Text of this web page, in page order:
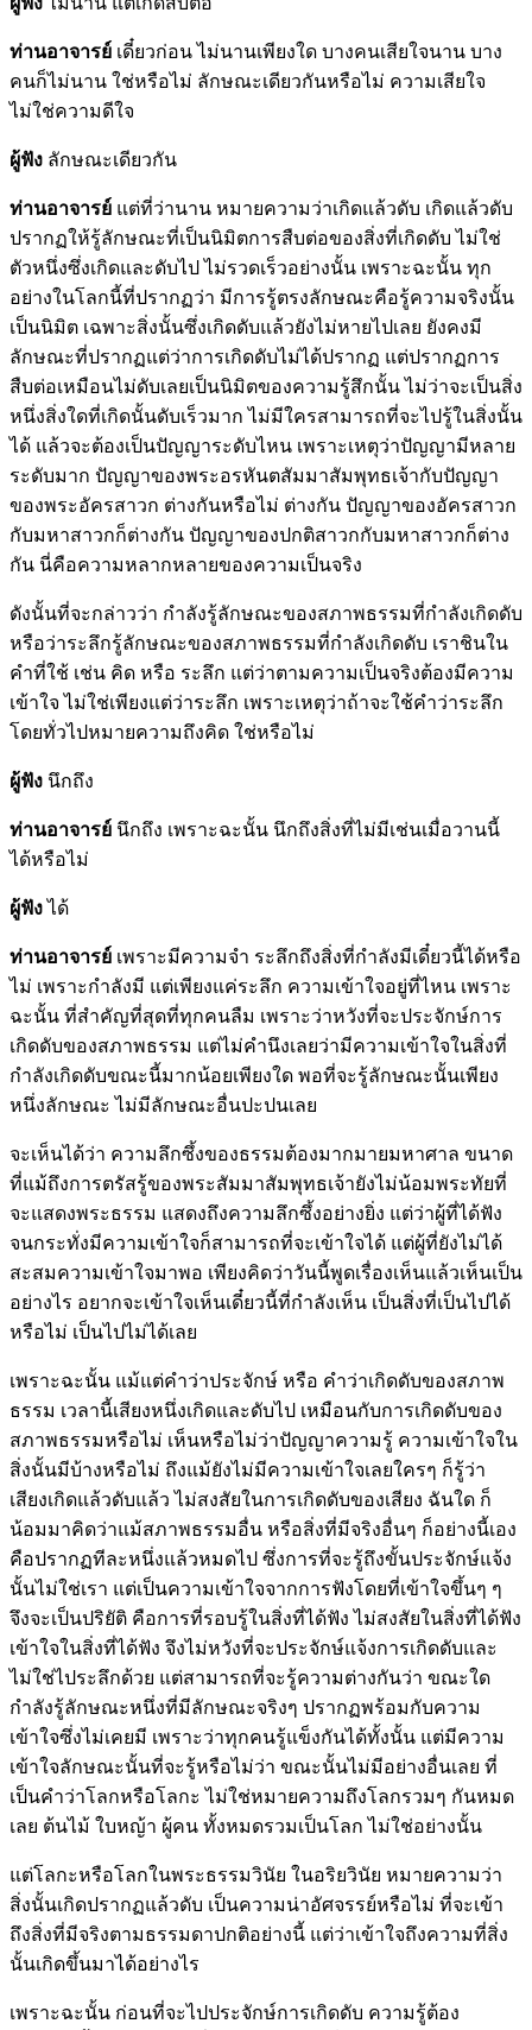
ท่านอาจารย์ เดี๋ยวก่อน ไม่นานเพียงใด บางคนเสียใจนาน บาง
คนก็ไม่นาน ใช่หรือไม่ ลักษณะเดียวกันหรือไม่ ความเสียใจ
ไม่ใช่ความดีใจ
ผู้ฟัง ลักษณะเดียวกัน
ท่านอาจารย์ แต่ที่ว่านาน หมายความว่าเกิดแล้วดับ เกิดแล้วดับ
ปรากฏให้รู้ลักษณะที่เป็นนิมิตการสืบต่อของสิ่งที่เกิดดับ ไม่ใช่
ตัวหนึ่งซึ่งเกิดและดับไป ไม่รวดเร็วอย่างนั้น เพราะฉะนั้น ทุก
อย่างในโลกนี้ที่ปรากฏว่า มีการรู้ตรงลักษณะคือรู้ความจริงนั้น
เป็นนิมิต เฉพาะสิ่งนั้นซึ่งเกิดดับแล้วยังไม่หายไปเลย ยังคงมี
ลักษณะที่ปรากฏแต่ว่าการเกิดดับไม่ได้ปรากฏ แต่ปรากฏการ
สืบต่อเหมือนไม่ดับเลยเป็นนิมิตของความรู้สึกนั้น ไม่ว่าจะเป็นสิ่ง
หนึ่งสิ่งใดที่เกิดนั้นดับเร็วมาก ไม่มีใครสามารถที่จะไปรู้ในสิ่งนั้น
ได้ แล้วจะต้องเป็นปัญญาระดับไหน เพราะเหตุว่าปัญญามีหลาย
ระดับมาก ปัญญาของพระอรหันตสัมมาสัมพุทธเจ้ากับปัญญา
ของพระอัครสาวก ต่างกันหรือไม่ ต่างกัน ปัญญาของอัครสาวก
กับมหาสาวกก็ต่างกัน ปัญญาของปกติสาวกกับมหาสาวกก็ต่าง
กัน นี่คือความหลากหลายของความเป็นจริง
ดังนั้นที่จะกล่าวว่า กำลังรู้ลักษณะของสภาพธรรมที่กำลังเกิดดับ
หรือว่าระลึกรู้ลักษณะของสภาพธรรมที่กำลังเกิดดับ เราชินใน
คำที่ใช้ เช่น คิด หรือ ระลึก แต่ว่าตามความเป็นจริงต้องมีความ
เข้าใจ ไม่ใช่เพียงแต่ว่าระลึก เพราะเหตุว่าถ้าจะใช้คำว่าระลึก
โดยทั่วไปหมายความถึงคิด ใช่หรือไม่
ผู้ฟัง นึกถึง
ท่านอาจารย์ นึกถึง เพราะฉะนั้น นึกถึงสิ่งที่ไม่มีเช่นเมื่อวานนี้
ได้หรือไม่
ผู้ฟังได้
ท่านอาจารย์ เพราะมีความจำ ระลึกถึงสิ่งที่กำลังมีเดี๋ยวนี้ได้หรือ
ไม่ เพราะกำลังมี แต่เพียงแค่ระลึก ความเข้าใจอยู่ที่ไหน เพราะ
ฉะนั้น ที่สำคัญที่สุดที่ทุกคนลืม เพราะว่าหวังที่จะประจักษ์การ
เกิดดับของสภาพธรรม แต่ไม่คำนึงเลยว่ามีความเข้าใจในสิ่งที่
กำลังเกิดดับขณะนี้มากน้อยเพียงใด พอที่จะรู้ลักษณะนั้นเพียง
หนึ่งลักษณะ ไม่มีลักษณะอื่นปะปนเลย
จะเห็นได้ว่า ความลึกซึ้งของธรรมต้องมากมายมหาศาล ขนาด
ที่แม้ถึงการตรัสรู้ของพระสัมมาสัมพุทธเจ้ายังไม่น้อมพระทัยที่
จะแสดงพระธรรม แสดงถึงความลึกซึ้งอย่างยิ่ง แต่ว่าผู้ที่ได้ฟัง
จนกระทั่งมีความเข้าใจก็สามารถที่จะเข้าใจได้ แต่ผู้ที่ยังไม่ได้
สะสมความเข้าใจมาพอ เพียงคิดว่าวันนี้พูดเรื่องเห็นแล้วเห็นเป็น
อย่างไร อยากจะเข้าใจเห็นเดี๋ยวนี้ที่กำลังเห็น เป็นสิ่งที่เป็นไปได้
หรือไม่ เป็นไปไม่ได้เลย
เพราะฉะนั้น แม้แต่คำว่าประจักษ์ หรือ คำว่าเกิดดับของสภาพ
ธรรม เวลานี้เสียงหนึ่งเกิดและดับไป เหมือนกับการเกิดดับของ
สภาพธรรมหรือไม่ เห็นหรือไม่ว่าปัญญาความรู้ ความเข้าใจใน
สิ่งนั้นมีบ้างหรือไม่ ถึงแม้ยังไม่มีความเข้าใจเลยใครๆ ก็รู้ว่า
เสียงเกิดแล้วดับแล้ว ไม่สงสัยในการเกิดดับของเสียง ฉันใด ก็
น้อมมาคิดว่าแม้สภาพธรรมอื่น หรือสิ่งที่มีจริงอื่นๆ ก็อย่างนี้เอง
คือปรากฏทีละหนึ่งแล้วหมดไป ซึ่งการที่จะรู้ถึงขั้นประจักษ์แจ้ง
นั้นไม่ใช่เรา แต่เป็นความเข้าใจจากการฟังโดยที่เข้าใจขึ้นๆ ๆ
จึงจะเป็นปริยัติ คือการที่รอบรู้ในสิ่งที่ได้ฟัง ไม่สงสัยในสิ่งที่ได้ฟัง
เข้าใจในสิ่งที่ได้ฟัง จึงไม่หวังที่จะประจักษ์แจ้งการเกิดดับและ
ไม่ใช่ไประลึกด้วย แต่สามารถที่จะรู้ความต่างกันว่า ขณะใด
กำลังรู้ลักษณะหนึ่งที่มีลักษณะจริงๆ ปรากฏพร้อมกับความ
เข้าใจซึ่งไม่เคยมี เพราะว่าทุกคนรู้แข็งกันได้ทั้งนั้น แต่มีความ
เข้าใจลักษณะนั้นที่จะรู้หรือไม่ว่า ขณะนั้นไม่มีอย่างอื่นเลย ที่
เป็นคำว่าโลกหรือโลกะ ไม่ใช่หมายความถึงโลกรวมๆ กันหมด
เลย ต้นไม้ ใบหญ้า ผู้คน ทั้งหมดรวมเป็นโลก ไม่ใช่อย่างนั้น
แต่โลกะหรือโลกในพระธรรมวินัย ในอริยวินัย หมายความว่า
สิ่งนั้นเกิดปรากฏแล้วดับ เป็นความน่าอัศจรรย์หรือไม่ ที่จะเข้า
ถึงสิ่งที่มีจริงตามธรรมดาปกติอย่างนี้ แต่ว่าเข้าใจถึงความที่สิ่ง
นั้นเกิดขึ้นมาได้อย่างไร
เพราะฉะนั้น ก่อนที่จะไปประจักษ์การเกิดดับ ความรู้ต้อง